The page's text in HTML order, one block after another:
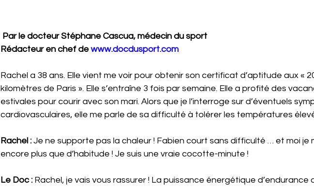
Par le docteur Stéphane Cascua, médecin du sport
Rédacteur en chef de www.docdusport.com
Rachel a 38 ans. Elle vient me voir pour obtenir son certificat d’aptitude aux «
kilomètres de Paris ». Elle s’entraîne 3 fois par semaine. Elle a profité des
estivales pour courir avec son mari. Alors que je l’interroge sur d’éventuels
cardiovasculaires, elle me parle de sa difficulté à tolérer les températures
Rachel : Je ne supporte pas la chaleur ! Fabien court sans difficulté … et moi je
encore plus que d’habitude ! Je suis une vraie cocotte-minute !
Le Doc : Rachel, je vais vous rassurer ! La puissance énergétique d’endurance